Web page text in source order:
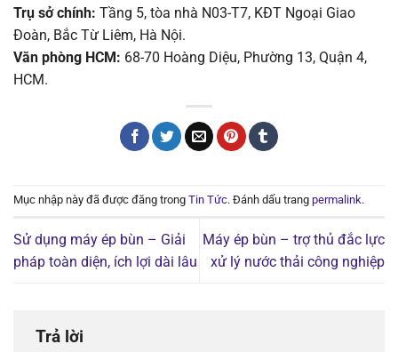
Trụ sở chính: Tầng 5, tòa nhà N03-T7, KĐT Ngoại Giao
Đoàn, Bắc Từ Liêm, Hà Nội.
Văn phòng HCM: 68-70 Hoàng Diệu, Phường 13, Quận 4,
HCM.
Mục nhập này đã được đăng trong Tin Tức. Đánh dấu trang permalink.
Sử dụng máy ép bùn – Giải
pháp toàn diện, ích lợi dài lâu
Máy ép bùn – trợ thủ đắc lực
xử lý nước thải công nghiệp
Trả lời